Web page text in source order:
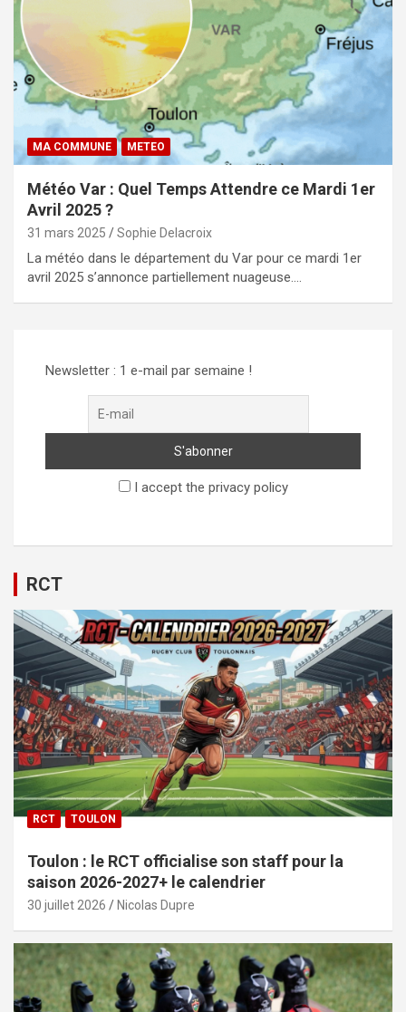
MA COMMUNE METEO
Météo Var : Quel Temps Attendre ce Mardi 1er
Avril 2025 ?
31 mars 2025 Sophie Delacroix
La météo dans le département du Var pour ce mardi 1er
avril 2025 s’annonce partiellement nuageuse.…
Newsletter : 1 e-mail par semaine !
I accept the privacy policy
RCT
RCT TOULON
Toulon : le RCT officialise son staff pour la
saison 2026-2027+ le calendrier
30 juillet 2026 Nicolas Dupre